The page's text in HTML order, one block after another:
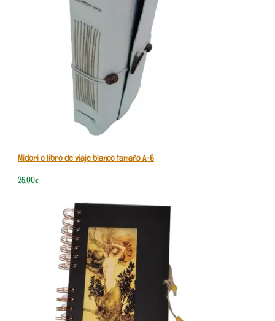
Midori o libro de viaje blanco tamaño A-6
25,00€